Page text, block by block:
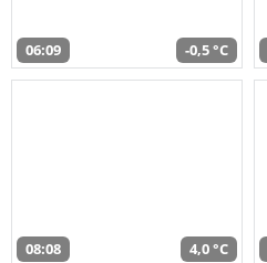
06:09 -0,5 °C
08:08 4,0 °C